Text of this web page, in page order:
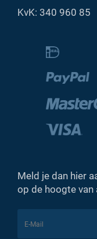
KvK: 340 960 85
Meld je dan hier
op de hoogte van